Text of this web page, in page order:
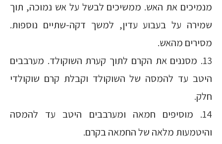
מנמיכים את האש. ממשיכים לבשל על אש נמוכה, תוך
שמירה על בעבוע עדין, למשך דקה-שתיים נוספות.
מסירים מהאש.
13. מסננים את הקרם לתוך קערת השוקולד. מערבבים
היטב עד להמסה של השוקולד וקבלת קרם שוקולדי
חלק.
14. מוסיפים חמאה ומערבבים היטב עד להמסה
והיטמעות מלאה של החמאה בקרם.